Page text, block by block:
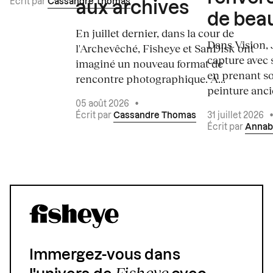
aux archives
En juillet dernier, dans la cour de
l'Archevêché, Fisheye et SanDisk ont
imaginé un nouveau format de
rencontre photographique. À...
05 août 2026
•
Écrit par Cassandre Thomas
de
Dans
capture avec
en prenant
peinture
31 juillet 2026
Écrit par
Immergez-vous dans